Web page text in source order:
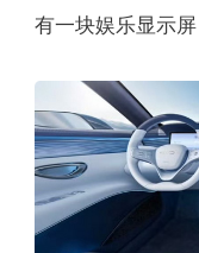
有一块娱乐显示